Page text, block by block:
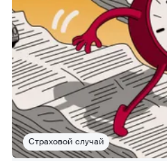
Страховой случай